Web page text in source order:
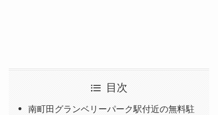
目次
南町田グランベリーパーク駅付近の無料駐